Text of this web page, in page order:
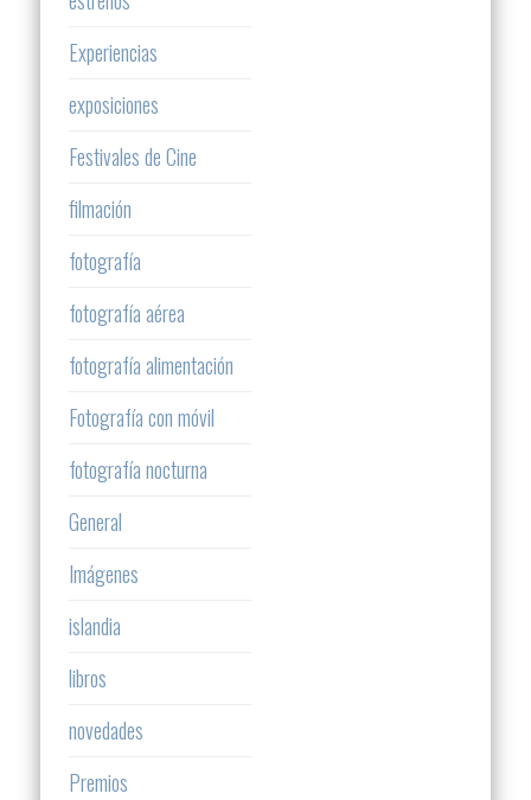
Experiencias
exposiciones
Festivales de Cine
filmación
fotografía
fotografía aérea
fotografía alimentación
Fotografía con móvil
fotografía nocturna
General
Imágenes
islandia
libros
novedades
Premios